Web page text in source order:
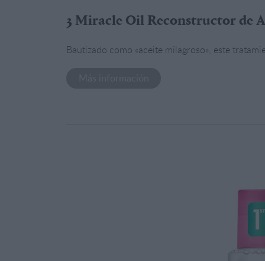
3 Miracle Oil Reconstructor de
Bautizado como «aceite milagroso», este